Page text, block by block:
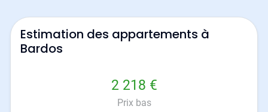
Estimation des appartements à
Bardos
2 218 €
Prix bas